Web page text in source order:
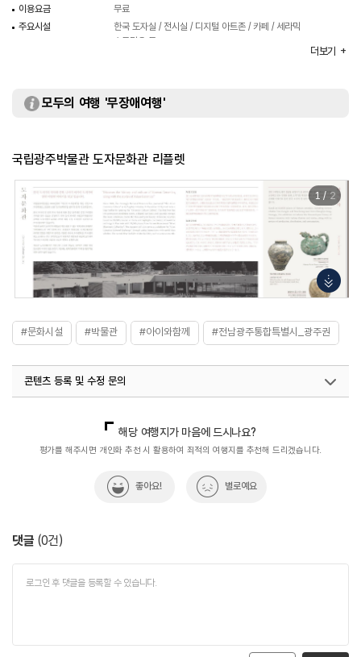
감각적 경험을 선사한다. 개관 기념 첫 콘텐츠인 ‘흙의 기억, 빛으로 피어나다’는
전남광주통합특별시의 대표 자연경관을 사계절의 변화와 함께 흙·물·불이
빚어낸 도자기의 탄생 과정을 서정적으로 재해석한 작품이다. 이와 더불어 상영
지속적으로 선보이며 미적 감성과 흥미가 조화를 이루는 융복합 공간으로
이용요금
무료
주요시설
한국 도자실 / 전시실 / 디지털 아트존 / 카페 / 세라믹
스튜디오 등
더보기
모두의 여행 '무장애여행'
국립광주박물관 도자문화관 리플렛
1 / 2
#문화시설 #박물관 #아이와함께 #전남광주통합특별시_광주권
콘텐츠 등록 및 수정 문의
해당 여행지가 마음에 드시나요?
평가를 해주시면 개인화 추천 시 활용하여 최적의 여행지를 추천해 드리겠습니다.
좋아요! 별로예요
댓글 (0건)